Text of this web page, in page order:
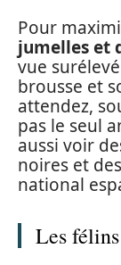
Pour
jumelles et
vue
brousse et
attendez,
pas le seul
aussi voir
noires et
national
Les